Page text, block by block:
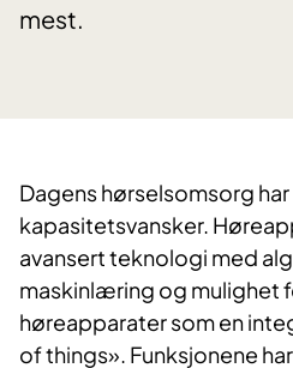
mest.
Dagens hørselsomsorg
kapasitetsvansker.
avansert teknologi med
maskinlæring og mulighet
høreapparater som en
of things». Funksjonene